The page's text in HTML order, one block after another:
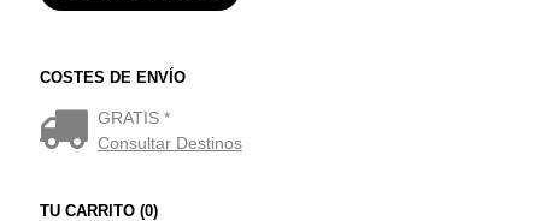
COSTES DE ENVÍO
GRATIS *
Consultar Destinos
TU CARRITO (0)